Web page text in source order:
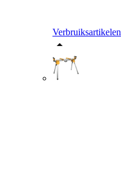
Verbruiksartikelen